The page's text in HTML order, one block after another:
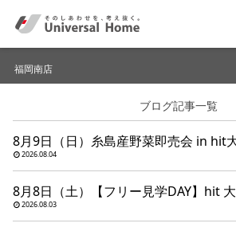
ユニバーサルホームの特長
コンセプトプラン
福岡南店
イベント
モデルハウス見学予約
ブログ記事一覧
8月9日（日）糸島産野菜即売会 in hit
2026.08.04
8月8日（土）【フリー見学DAY】hit
2026.08.03